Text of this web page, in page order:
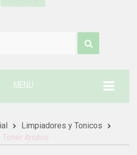
MENU
Limpiadores y Tonicos
Anubis